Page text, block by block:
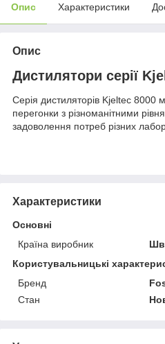
Опис Характеристики
Опис
Дистилятори серії
Серія дистиляторів Kjeltec 8000
перегонки з різноманітними
задоволення потреб різних
Характеристики
Основні
Країна виробник
Користувальницькі
Бренд
Стан